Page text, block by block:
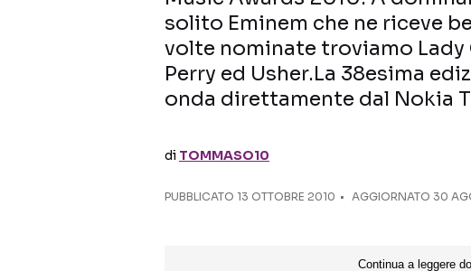
solito Eminem che ne riceve
volte nominate troviamo Lady
Perry ed Usher.La 38esima
onda direttamente dal Nokia
di TOMMASO10
PUBBLICATO 13 OTTOBRE 2010 AGGIORNATO 30